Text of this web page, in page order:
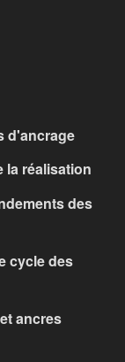
d'ancrage
la réalisation
des
cycle des
ancres